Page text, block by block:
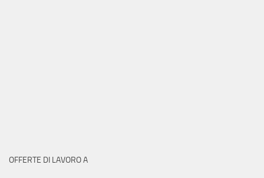
OFFERTE DI LAVORO A